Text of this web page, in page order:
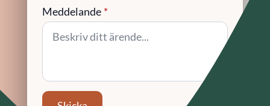
Meddelande *